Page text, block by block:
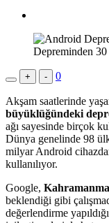
+ - 0
Akşam saatlerinde
büyüklüğündeki
ağı sayesinde birçok
Dünya genelinde 98
milyar Android
kullanılıyor.
Google,
beklendiği gibi
değerlendirme